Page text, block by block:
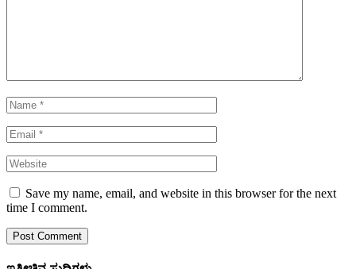
Save my name, email, and website in this browser for the next
time I comment.